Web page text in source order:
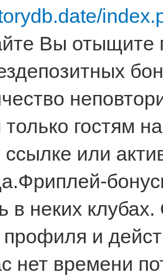
Вы отыщите
гостям
или
в неких
профиля и
нет времени